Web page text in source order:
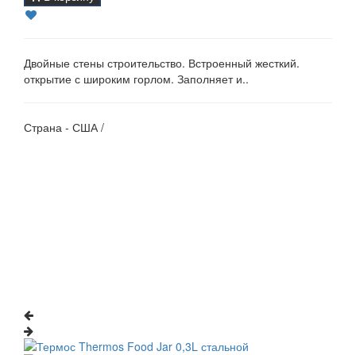
Двойные стены строительство. Встроенный жесткий.
открытие с широким горлом. Заполняет и..
Страна - США /